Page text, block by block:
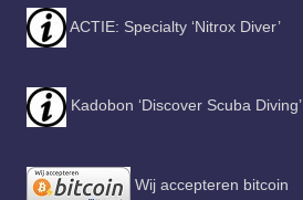
ACTIE: Specialty ‘Nitrox Diver’
Kadobon ‘Discover Scuba Diving’
Wij accepteren bitcoin